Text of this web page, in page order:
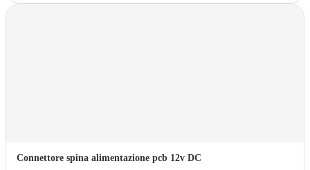
Connettore spina alimentazione pcb 12v DC